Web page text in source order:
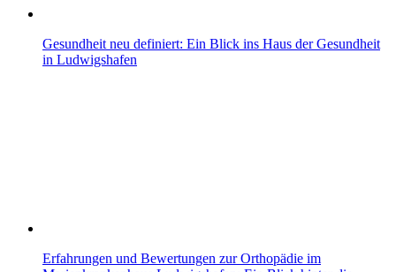
Gesundheit neu definiert: Ein Blick ins Haus der Gesundheit
in Ludwigshafen
Erfahrungen und Bewertungen zur Orthopädie im